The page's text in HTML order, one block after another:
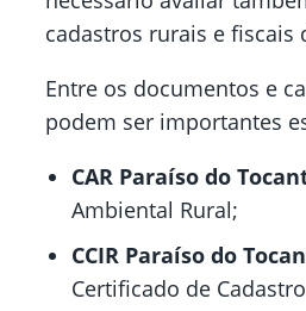
cadastros rurais e fiscais
Entre os documentos e
podem ser importantes
CAR Paraíso do
Ambiental Rural;
CCIR Paraíso do
Certificado de